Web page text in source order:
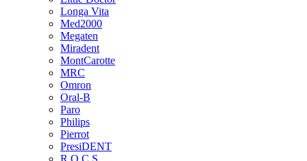
Longa Vita
Med2000
Megaten
Miradent
MontCarotte
MRC
Omron
Oral-B
Paro
Philips
Pierrot
PresiDENT